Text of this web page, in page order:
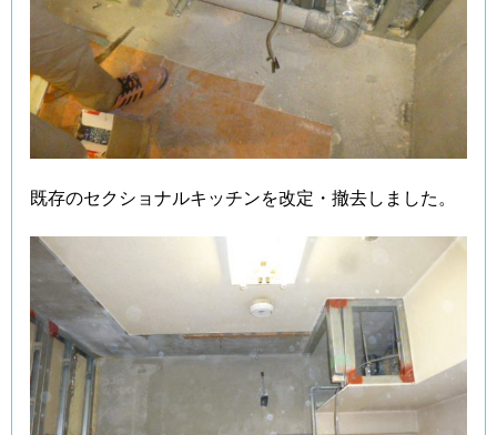
既存のセクショナルキッチンを改定・撤去しました。